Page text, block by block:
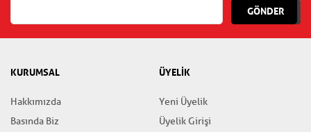
GÖNDER
KURUMSAL
Hakkımızda
Basında Biz
ÜYELİK
Yeni Üyelik
Üyelik Girişi